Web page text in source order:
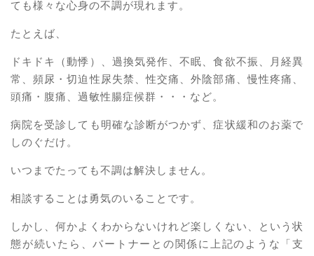
ても様々な心身の不調が現れます。
たとえば、
ドキドキ（動悸）、過換気発作、不眠、食欲不振、月経異
常、頻尿・切迫性尿失禁、性交痛、外陰部痛、慢性疼痛、
頭痛・腹痛、過敏性腸症候群・・・など。
病院を受診しても明確な診断がつかず、症状緩和のお薬で
しのぐだけ。
いつまでたっても不調は解決しません。
相談することは勇気のいることです。
しかし、何かよくわからないけれど楽しくない、という状
態が続いたら、パートナーとの関係に上記のような「支